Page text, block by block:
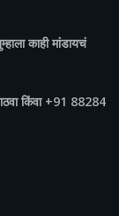
काही मांडायचं
किंवा +91 88284